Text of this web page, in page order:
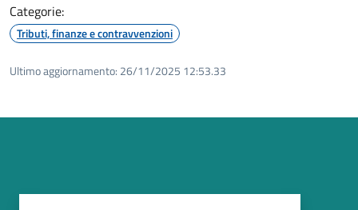
Categorie:
Tributi, finanze e contravvenzioni
Ultimo aggiornamento: 26/11/2025 12:53.33